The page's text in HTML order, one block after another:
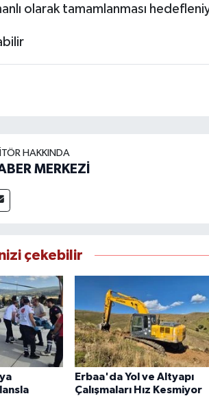
olarak tamamlanması
HAKKINDA
MERKEZİ
çekebilir
Erbaa'da Yol ve Altyapı
Çalışmaları Hız Kesmiyor